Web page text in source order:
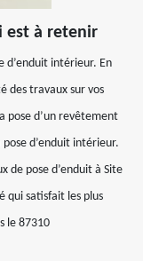
est à retenir
d’enduit intérieur. En
des travaux sur vos
pose d’un revêtement
d’enduit intérieur.
de pose d’enduit à Site
qui satisfait les plus
le 87310